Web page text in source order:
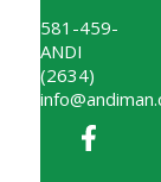
581-459-
ANDI
(2634)